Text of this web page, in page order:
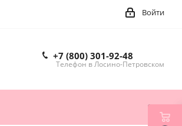
Войти
+7 (800) 301-92-48
Телефон в Лосино-Петровском